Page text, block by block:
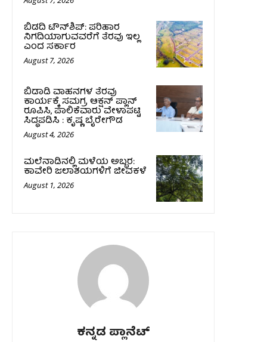
ಬಿಡದಿ ಟೌನ್‌ಶಿಪ್‌: ಪರಿಹಾರ
ನಿಗದಿಯಾಗುವವರೆಗೆ ತೆರವು ಇಲ್ಲ
ಎಂದ ಸರ್ಕಾರ
August 7, 2026
ಬಿಡಾಡಿ ವಾಹನಗಳ ತೆರವು
ಕಾರ್ಯಕ್ಕೆ ಸಮಗ್ರ ಆಕ್ಷನ್ ಪ್ಲಾನ್
ರೂಪಿಸಿ, ಪಾಲಿಕೆವಾರು ವೇಳಾಪಟ್ಟಿ
ಸಿದ್ಧಪಡಿಸಿ : ಕೃಷ್ಣ ಬೈರೇಗೌಡ
August 4, 2026
ಮಲೆನಾಡಿನಲ್ಲಿ ಮಳೆಯ ಅಬ್ಬರ:
ಕಾವೇರಿ ಜಲಾಶಯಗಳಿಗೆ ಜೀವಕಳೆ
August 1, 2026
ಕನ್ನಡ ಪ್ಲಾನೆಟ್